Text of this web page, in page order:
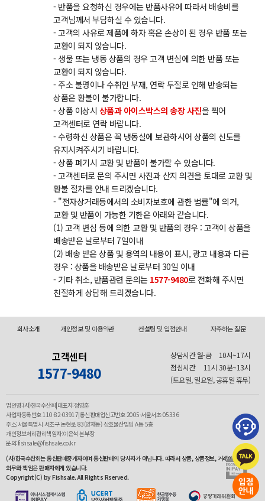
- 반품을 요청하신 경우에는 반품사유에 따라서 배송비를
고객님께서 부담하실 수 있습니다.
- 고객의 사유로 제품에 하자 혹은 손상이 된 경우 반품 또는
교환이 되지 않습니다.
- 생물 또는 냉동 상품의 경우 고객 변심에 의한 반품 또는
교환이 되지 않습니다.
- 주소 불명이나 수취인 부재, 연락 두절로 인해 반송되는
상품은 환불이 불가합니다.
- 상품 이상시 상품과 아이스박스의 송장 사진을 찍어
고객센터로 연락 바랍니다.
- 수령하신 상품은 꼭 냉동실에 보관하시어 상품의 신도를
유지시켜주시기 바랍니다.
- 상품 폐기시 교환 및 반품이 불가할 수 있습니다.
- 고객센터로 문의 주시면 사진과 산지 의견을 토대로 교환 및
환불 절차를 안내 드리겠습니다.
- "전자상거래등에서의 소비자보호에 관한 법률"에 의거,
교환 및 반품이 가능한 기한은 아래와 같습니다.
(1) 고객 변심 등에 의한 교환 및 반품의 경우 : 고객이 상품을
배송받은 날로부터 7일이내
(2) 배송 받은 상품 및 용역의 내용이 표시, 광고 내용과 다른
경우 : 상품을 배송받은 날로부터 30일 이내
- 기타 취소, 반품관련 문의는 1577-9480로 전화해 주시면
친절하게 상담해 드리겠습니다.
회사소개 개인정보 및 이용약관 컨설팅 및 입점안내 자주하는 질문
고객센터
1577-9480
상담시간 월-금
10시~17시
점심시간
11시 30분~13시
(토요일, 일요일, 공휴일 휴무)
법인명:(사)한국수산회|대표자:정영훈
사업자등록번호 110-82-03917|통신판매업신고번호 2005-서울서초-05336
주소:서울특별시 서초구 논현로 83(양재동) 삼호물산빌딩 A동 5층
개인정보처리관리책임자:이은석 본부장
문의:fishsale@fishsale.co.kr
(사)한국수산회는 통신판매중개자이며 통신판매의 당사자가 아닙니다. 따라서 상품, 상품정보, 거래에 관한
의무와 책임은 판매자에게 있습니다.
Copyright(C) by Fishsale. All Rights Rserved.